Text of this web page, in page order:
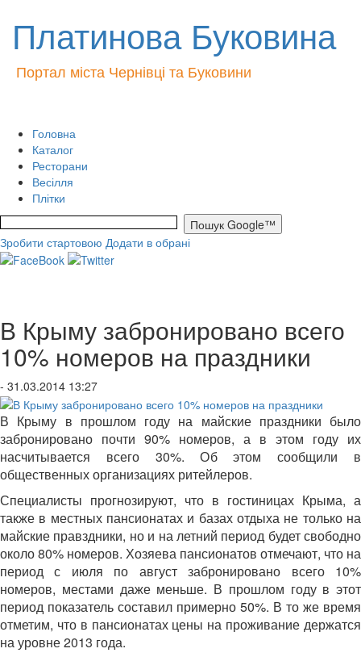
Платинова Буковина
Портал міста Чернівці та Буковини
Головна
Каталог
Ресторани
Весілля
Плітки
Зробити стартовою Додати в обрані
В Крыму забронировано всего
10% номеров на праздники
- 31.03.2014 13:27
В Крыму в прошлом году на майские праздники было
забронировано почти 90% номеров, а в этом году их
насчитывается всего 30%. Об этом сообщили в
общественных организациях ритейлеров.
Специалисты прогнозируют, что в гостиницах Крыма, а
также в местных пансионатах и базах отдыха не только на
майские правздники, но и на летний период будет свободно
около 80% номеров. Хозяева пансионатов отмечают, что на
период с июля по август забронировано всего 10%
номеров, местами даже меньше. В прошлом году в этот
период показатель составил примерно 50%. В то же время
отметим, что в пансионатах цены на проживание держатся
на уровне 2013 года.